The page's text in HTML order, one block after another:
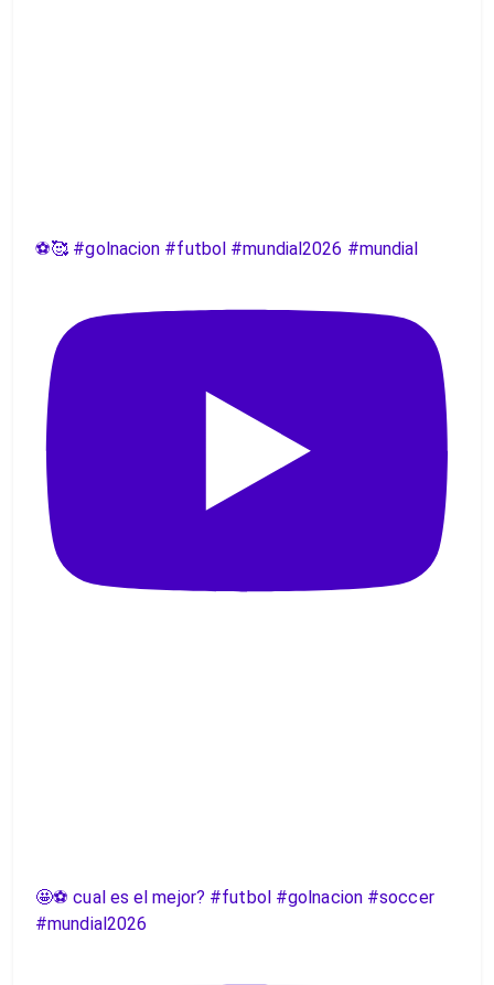
⚽️🥰 #golnacion #futbol #mundial2026 #mundial
🤩⚽️ cual es el mejor? #futbol #golnacion #soccer
#mundial2026